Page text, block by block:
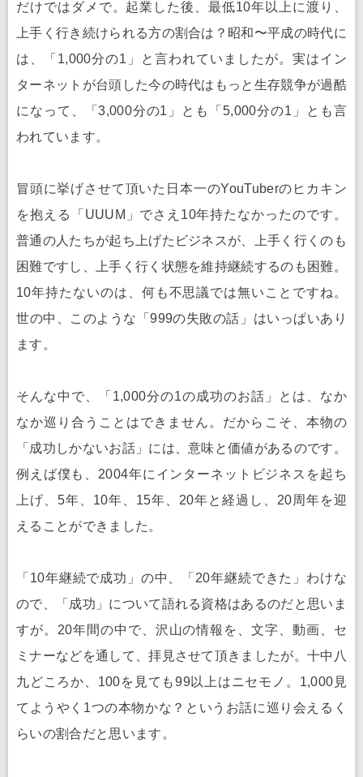
だけではダメで。起業した後、最低10年以上に渡り、
上手く行き続けられる方の割合は？昭和〜平成の時代に
は、「1,000分の1」と言われていましたが。実はイン
ターネットが台頭した今の時代はもっと生存競争が過酷
になって、「3,000分の1」とも「5,000分の1」とも言
われています。
冒頭に挙げさせて頂いた日本一のYouTuberのヒカキン
を抱える「UUUM」でさえ10年持たなかったのです。
普通の人たちが起ち上げたビジネスが、上手く行くのも
困難ですし、上手く行く状態を維持継続するのも困難。
10年持たないのは、何も不思議では無いことですね。
世の中、このような「999の失敗の話」はいっぱいあり
ます。
そんな中で、「1,000分の1の成功のお話」とは、なか
なか巡り合うことはできません。だからこそ、本物の
「成功しかないお話」には、意味と価値があるのです。
例えば僕も、2004年にインターネットビジネスを起ち
上げ、5年、10年、15年、20年と経過し、20周年を迎
えることができました。
「10年継続で成功」の中、「20年継続できた」わけな
ので、「成功」について語れる資格はあるのだと思いま
すが。20年間の中で、沢山の情報を、文字、動画、セ
ミナーなどを通して、拝見させて頂きましたが。十中八
九どころか、100を見ても99以上はニセモノ。1,000見
てようやく1つの本物かな？というお話に巡り会えるく
らいの割合だと思います。